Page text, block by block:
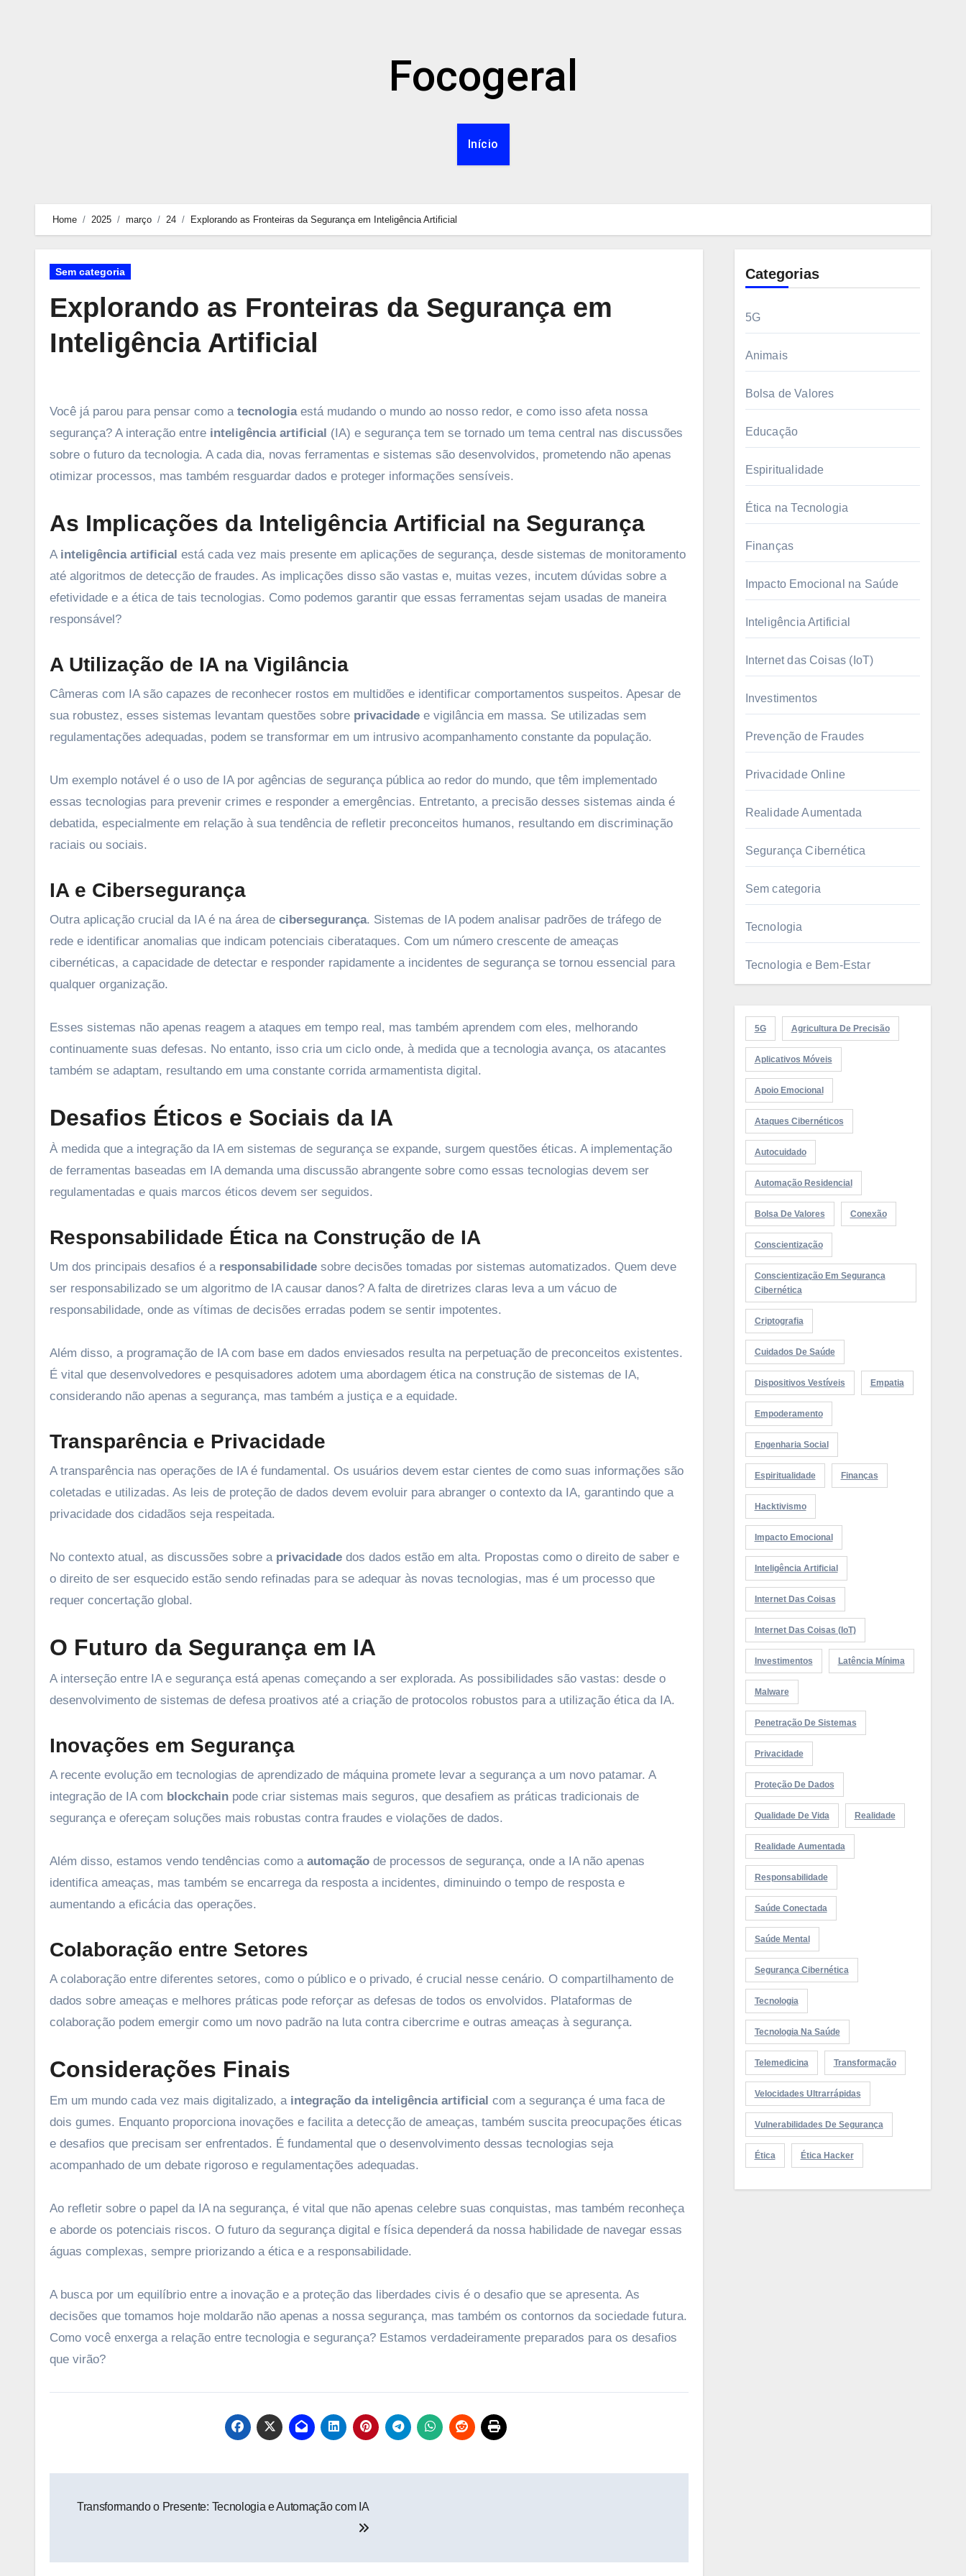
Focogeral
Início
Home 2025 março 24 Explorando as Fronteiras da Segurança em Inteligência Artificial
Sem categoria
Explorando as Fronteiras da Segurança em
Inteligência Artificial
Você já parou para pensar como a tecnologiaestá mudando o mundo ao nosso redor, e como isso afeta nossa
segurança? A interação entre inteligência artificial (IA) e segurança tem se tornado um tema central nas discussões
sobre o futuro da tecnologia. A cada dia, novas ferramentas e sistemas são desenvolvidos, prometendo não apenas
otimizar processos, mas também resguardar dados e proteger informações sensíveis.
As Implicações da Inteligência Artificial na Segurança
A inteligência artificial está cada vez mais presente em aplicações de segurança, desde sistemas de monitoramento
até algoritmos de detecção de fraudes. As implicações disso são vastas e, muitas vezes, incutem dúvidas sobre a
efetividade e a ética de tais tecnologias. Como podemos garantir que essas ferramentas sejam usadas de maneira
responsável?
A Utilização de IA na Vigilância
Câmeras com IA são capazes de reconhecer rostos em multidões e identificar comportamentos suspeitos. Apesar de
sua robustez, esses sistemas levantam questões sobre privacidade e vigilância em massa. Se utilizadas sem
regulamentações adequadas, podem se transformar em um intrusivo acompanhamento constante da população.
Um exemplo notável é o uso de IA por agências de segurança pública ao redor do mundo, que têm implementado
essas tecnologias para prevenir crimes e responder a emergências. Entretanto, a precisão desses sistemas ainda é
debatida, especialmente em relação à sua tendência de refletir preconceitos humanos, resultando em discriminação
raciais ou sociais.
IA e Cibersegurança
Outra aplicação crucial da IA é na área de cibersegurança. Sistemas de IA podem analisar padrões de tráfego de
rede e identificar anomalias que indicam potenciais ciberataques. Com um número crescente de ameaças
cibernéticas, a capacidade de detectar e responder rapidamente a incidentes de segurança se tornou essencial para
qualquer organização.
Esses sistemas não apenas reagem a ataques em tempo real, mas também aprendem com eles, melhorando
continuamente suas defesas. No entanto, isso cria um ciclo onde, à medida que a tecnologia avança, os atacantes
também se adaptam, resultando em uma constante corrida armamentista digital.
Desafios Éticos e Sociais da IA
À medida que a integração da IA em sistemas de segurança se expande, surgem questões éticas. A implementação
de ferramentas baseadas em IA demanda uma discussão abrangente sobre como essas tecnologias devem ser
regulamentadas e quais marcos éticos devem ser seguidos.
Responsabilidade Ética na Construção de IA
Um dos principais desafios é a responsabilidade sobre decisões tomadas por sistemas automatizados. Quem deve
ser responsabilizado se um algoritmo de IA causar danos? A falta de diretrizes claras leva a um vácuo de
responsabilidade, onde as vítimas de decisões erradas podem se sentir impotentes.
Além disso, a programação de IA com base em dados enviesados resulta na perpetuação de preconceitos existentes.
É vital que desenvolvedores e pesquisadores adotem uma abordagem ética na construção de sistemas de IA,
considerando não apenas a segurança, mas também a justiça e a equidade.
Transparência e Privacidade
A transparência nas operações de IA é fundamental. Os usuários devem estar cientes de como suas informações são
coletadas e utilizadas. As leis de proteção de dados devem evoluir para abranger o contexto da IA, garantindo que a
privacidade dos cidadãos seja respeitada.
No contexto atual, as discussões sobre a privacidade dos dados estão em alta. Propostas como o direito de saber e
o direito de ser esquecido estão sendo refinadas para se adequar às novas tecnologias, mas é um processo que
requer concertação global.
O Futuro da Segurança em IA
A interseção entre IA e segurança está apenas começando a ser explorada. As possibilidades são vastas: desde o
desenvolvimento de sistemas de defesa proativos até a criação de protocolos robustos para a utilização ética da IA.
Inovações em Segurança
A recente evolução em tecnologias de aprendizado de máquina promete levar a segurança a um novo patamar. A
integração de IA com blockchain pode criar sistemas mais seguros, que desafiem as práticas tradicionais de
segurança e ofereçam soluções mais robustas contra fraudes e violações de dados.
Além disso, estamos vendo tendências como a automação de processos de segurança, onde a IA não apenas
identifica ameaças, mas também se encarrega da resposta a incidentes, diminuindo o tempo de resposta e
aumentando a eficácia das operações.
Colaboração entre Setores
A colaboração entre diferentes setores, como o público e o privado, é crucial nesse cenário. O compartilhamento de
dados sobre ameaças e melhores práticas pode reforçar as defesas de todos os envolvidos. Plataformas de
colaboração podem emergir como um novo padrão na luta contra cibercrime e outras ameaças à segurança.
Considerações Finais
Em um mundo cada vez mais digitalizado, a integração da inteligência artificial com a segurança é uma faca de
dois gumes. Enquanto proporciona inovações e facilita a detecção de ameaças, também suscita preocupações éticas
e desafios que precisam ser enfrentados. É fundamental que o desenvolvimento dessas tecnologias seja
acompanhado de um debate rigoroso e regulamentações adequadas.
Ao refletir sobre o papel da IA na segurança, é vital que não apenas celebre suas conquistas, mas também reconheça
e aborde os potenciais riscos. O futuro da segurança digital e física dependerá da nossa habilidade de navegar essas
águas complexas, sempre priorizando a ética e a responsabilidade.
A busca por um equilíbrio entre a inovação e a proteção das liberdades civis é o desafio que se apresenta. As
decisões que tomamos hoje moldarão não apenas a nossa segurança, mas também os contornos da sociedade futura.
Como você enxerga a relação entre tecnologia e segurança? Estamos verdadeiramente preparados para os desafios
que virão?
Transformando o Presente: Tecnologia e Automação com IA
Categorias
5G
Animais
Bolsa de Valores
Educação
Espiritualidade
Ética na Tecnologia
Finanças
Impacto Emocional na Saúde
Inteligência Artificial
Internet das Coisas (IoT)
Investimentos
Prevenção de Fraudes
Privacidade Online
Realidade Aumentada
Segurança Cibernética
Sem categoria
Tecnologia
Tecnologia e Bem-Estar
5G Agricultura De Precisão
Aplicativos Móveis
Apoio Emocional
Ataques Cibernéticos
Autocuidado
Automação Residencial
Bolsa De Valores Conexão
Conscientização
Conscientização Em Segurança
Cibernética
Criptografia
Cuidados De Saúde
Dispositivos Vestíveis Empatia
Empoderamento
Engenharia Social
Espiritualidade Finanças
Hacktivismo
Impacto Emocional
Inteligência Artificial
Internet Das Coisas
Internet Das Coisas (IoT)
Investimentos Latência Mínima
Malware
Penetração De Sistemas
Privacidade
Proteção De Dados
Qualidade De Vida Realidade
Realidade Aumentada
Responsabilidade
Saúde Conectada
Saúde Mental
Segurança Cibernética
Tecnologia
Tecnologia Na Saúde
Telemedicina Transformação
Velocidades Ultrarrápidas
Vulnerabilidades De Segurança
Ética Ética Hacker